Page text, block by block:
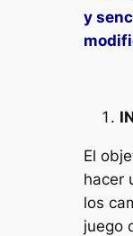
y
El
hacer
los
juego